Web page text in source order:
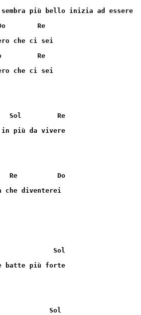
sembra più bello inizia ad essere
Re
che ci sei
Re
che ci sei
Sol         Re
in più da vivere
Re          Do
che diventerei
Sol
batte più forte
Sol